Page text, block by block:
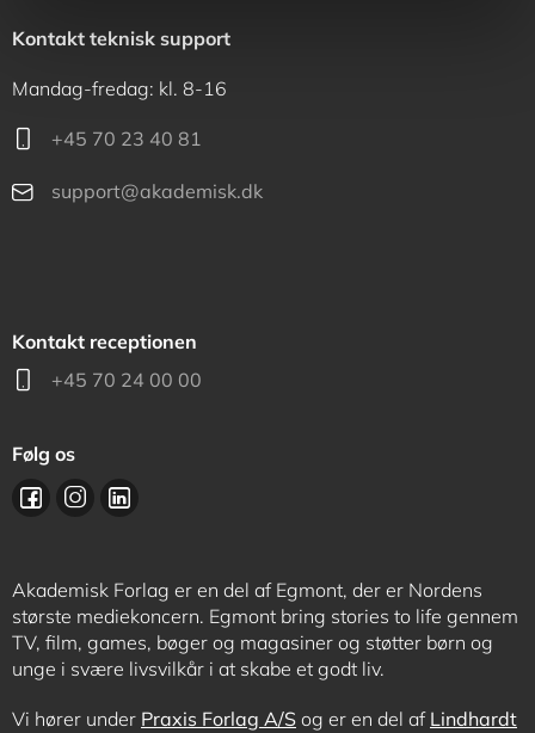
Kontakt teknisk support
Mandag-fredag: kl. 8-16
+45 70 23 40 81
support@akademisk.dk
Kontakt receptionen
+45 70 24 00 00
Følg os
Akademisk Forlag er en del af Egmont, der er Nordens
største mediekoncern. Egmont bring stories to life gennem
TV, film, games, bøger og magasiner og støtter børn og
unge i svære livsvilkår i at skabe et godt liv.
Vi hører under Praxis Forlag A/S og er en del af Lindhardt